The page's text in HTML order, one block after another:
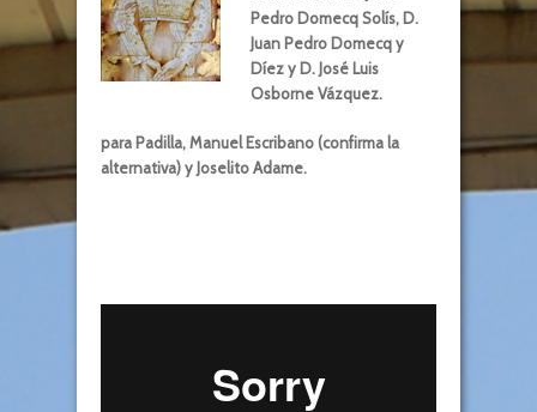
Pedro Domecq Solís, D.
Juan Pedro Domecq y
Díez y D. José Luis
Osborne Vázquez.
para Padilla, Manuel Escribano (confirma la
alternativa) y Joselito Adame.